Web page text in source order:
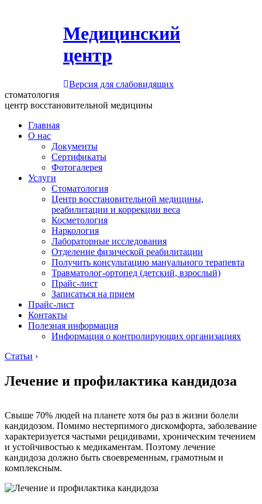
Медицинский
центр
Версия для слабовидящих
стоматология
центр восстановительной медицины
Главная
О нас
Документы
Сертификаты
Фотогалерея
Услуги
Стоматология
Центр восстановительной медицины,
реабилитации и коррекции веса
Косметология
Наркология
Лабораторные исследования
Отделение физической реабилитации
Получить консультацию мануального терапевта
Травматолог-ортопед (детский, взрослый)
Прайс-лист
Записаться на прием
Прайс-лист
Контакты
Полезная информация
Информация о контролирующих организациях
Статьи ›
Лечение и профилактика кандидоза
Свыше 70% людей на планете хотя бы раз в жизни болели
кандидозом. Помимо нестерпимого дискомфорта, заболевание
характеризуется частыми рецидивами, хроническим течением
и устойчивостью к медикаментам. Поэтому лечение
кандидоза должно быть своевременным, грамотным и
комплексным.